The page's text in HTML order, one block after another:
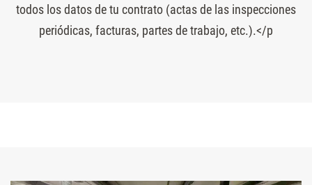
todos los datos de tu contrato (actas de las inspecciones
periódicas, facturas, partes de trabajo, etc.).</p